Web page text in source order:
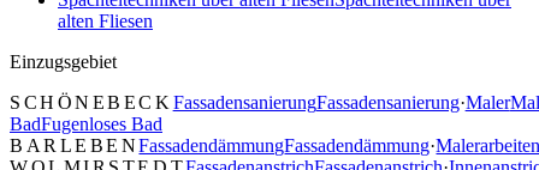
alten Fliesen
Einzugsgebiet
SCHÖNEBECK FassadensanierungFassadensanierung·Maler
BadFugenloses Bad
BARLEBENFassadendämmungFassadendämmung·